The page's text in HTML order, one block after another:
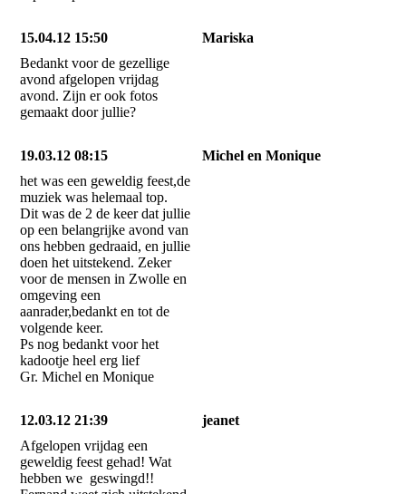
15.04.12 15:50
Mariska
Bedankt voor de gezellige
avond afgelopen vrijdag
avond. Zijn er ook fotos
gemaakt door jullie?
19.03.12 08:15
Michel en Monique
het was een geweldig feest,de
muziek was helemaal top.
Dit was de 2 de keer dat jullie
op een belangrijke avond van
ons hebben gedraaid, en jullie
doen het uitstekend. Zeker
voor de mensen in Zwolle en
omgeving een
aanrader,bedankt en tot de
volgende keer.
Ps nog bedankt voor het
kadootje heel erg lief
Gr. Michel en Monique
12.03.12 21:39
jeanet
Afgelopen vrijdag een
geweldig feest gehad! Wat
hebben we geswingd!!